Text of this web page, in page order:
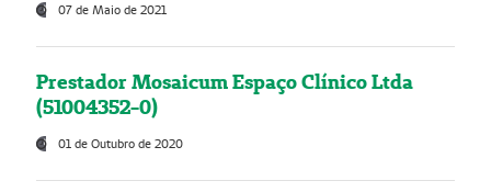
07 de Maio de 2021
Prestador Mosaicum Espaço Clínico Ltda
(51004352-0)
01 de Outubro de 2020